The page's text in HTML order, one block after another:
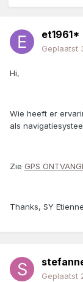
et1961*
Geplaatst
Hi,
Wie heeft er
als
Zie GPS
Thanks, SY Etienne
Geplaatst